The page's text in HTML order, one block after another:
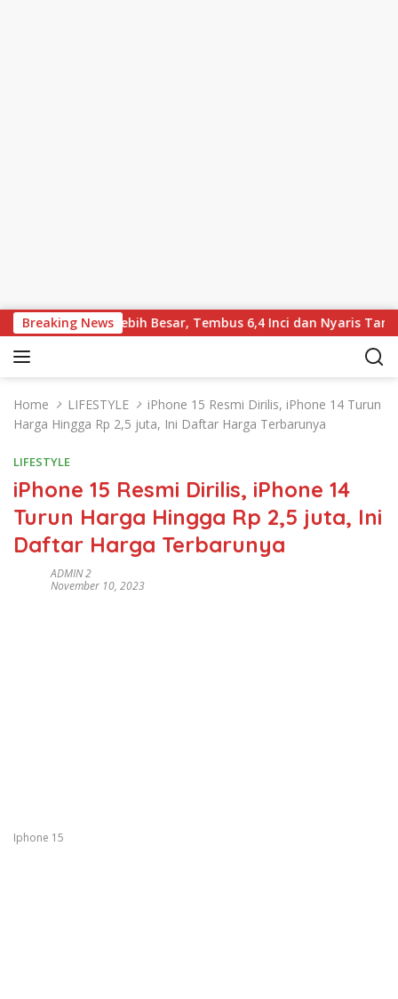
Breaking News
Bawa Layar Lebih Besar, Tembus 6,4 Inci dan Nyaris Tanpa
Home LIFESTYLE
iPhone 15 Resmi Dirilis, iPhone 14 Turun
Harga Hingga Rp 2,5 juta, Ini Daftar Harga Terbarunya
LIFESTYLE
iPhone 15 Resmi Dirilis, iPhone 14
Turun Harga Hingga Rp 2,5 juta, Ini
Daftar Harga Terbarunya
ADMIN 2
November 10, 2023
Iphone 15